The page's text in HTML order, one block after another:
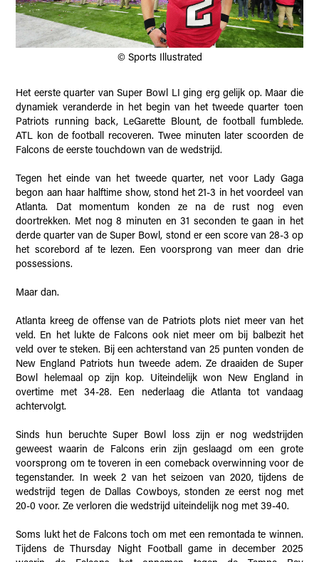
© Sports Illustrated
Het eerste quarter van Super Bowl LI ging erg gelijk op. Maar die
dynamiek veranderde in het begin van het tweede quarter toen
Patriots running back, LeGarette Blount, de football fumblede.
ATL kon de football recoveren. Twee minuten later scoorden de
Falcons de eerste touchdown van de wedstrijd.
Tegen het einde van het tweede quarter, net voor Lady Gaga
begon aan haar halftime show, stond het 21-3 in het voordeel van
Atlanta. Dat momentum konden ze na de rust nog even
doortrekken. Met nog 8 minuten en 31 seconden te gaan in het
derde quarter van de Super Bowl, stond er een score van 28-3 op
het scorebord af te lezen. Een voorsprong van meer dan drie
possessions.
Maar dan.
Atlanta kreeg de offense van de Patriots plots niet meer van het
veld. En het lukte de Falcons ook niet meer om bij balbezit het
veld over te steken. Bij een achterstand van 25 punten vonden de
New England Patriots hun tweede adem. Ze draaiden de Super
Bowl helemaal op zijn kop. Uiteindelijk won New England in
overtime met 34-28. Een nederlaag die Atlanta tot vandaag
achtervolgt.
Sinds hun beruchte Super Bowl loss zijn er nog wedstrijden
geweest waarin de Falcons erin zijn geslaagd om een grote
voorsprong om te toveren in een comeback overwinning voor de
tegenstander. In week 2 van het seizoen van 2020, tijdens de
wedstrijd tegen de Dallas Cowboys, stonden ze eerst nog met
20-0 voor. Ze verloren die wedstrijd uiteindelijk nog met 39-40.
Soms lukt het de Falcons toch om met een remontada te winnen.
Tijdens de Thursday Night Football game in december 2025